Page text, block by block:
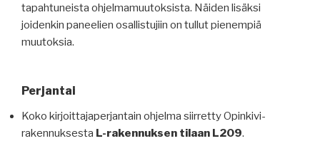
tapahtuneista ohjelmamuutoksista. Näiden lisäksi
joidenkin paneelien osallistujiin on tullut pienempiä
muutoksia.
Perjantai
Koko kirjoittajaperjantain ohjelma siirretty Opinkivi-
rakennuksesta L-rakennuksen tilaan L209.